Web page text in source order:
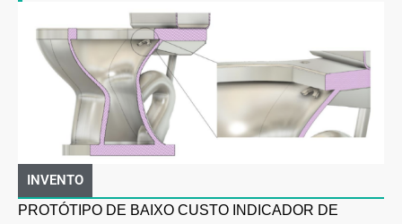
INVENTO
PROTÓTIPO DE BAIXO CUSTO INDICADOR DE